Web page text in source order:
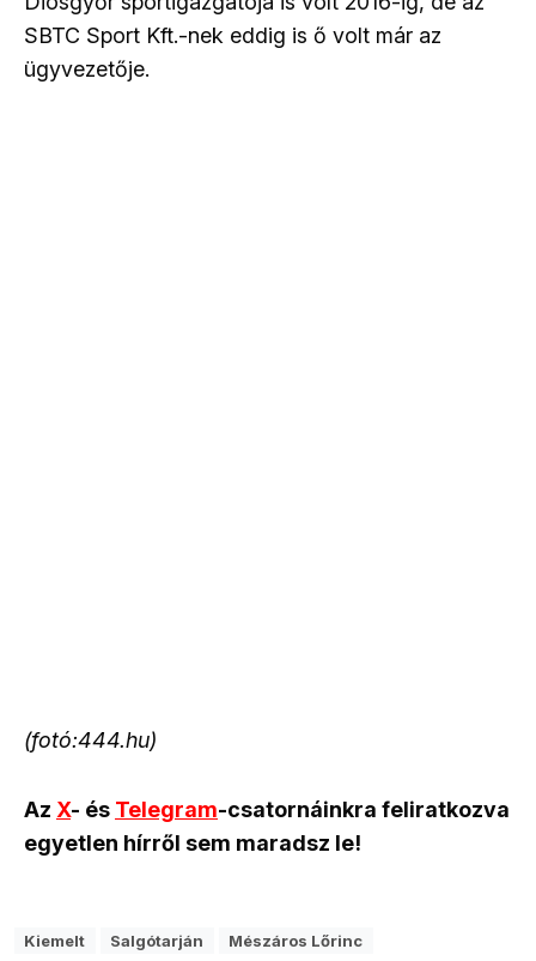
SBTC Sport Kft.-nek eddig is ő volt már az
ügyvezetője.
(fotó:444.hu)
Az X- és Telegram-csatornáinkra feliratkozva
egyetlen hírről sem maradsz le!
Kiemelt Salgótarján Mészáros Lőrinc